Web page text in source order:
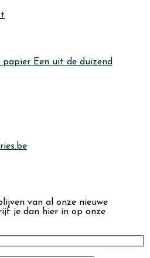
Een uit de duizend
van al onze nieuwe
je dan hier in op onze